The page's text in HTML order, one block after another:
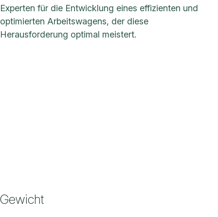
Experten für die Entwicklung eines effizienten und
optimierten Arbeitswagens, der diese
Herausforderung optimal meistert.
Gewicht